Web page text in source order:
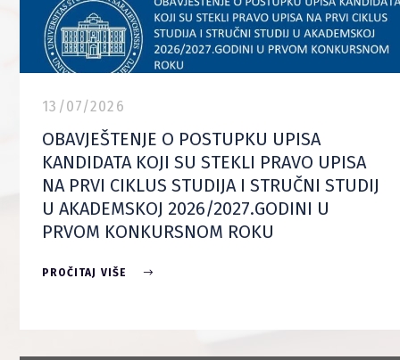
13/07/2026
OBAVJEŠTENJE O POSTUPKU UPISA
KANDIDATA KOJI SU STEKLI PRAVO UPISA
NA PRVI CIKLUS STUDIJA I STRUČNI STUDIJ
U AKADEMSKOJ 2026/2027.GODINI U
PRVOM KONKURSNOM ROKU
PROČITAJ VIŠE